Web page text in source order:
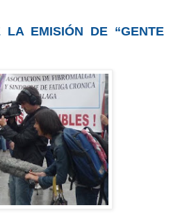
LA EMISIÓN DE “GENTE